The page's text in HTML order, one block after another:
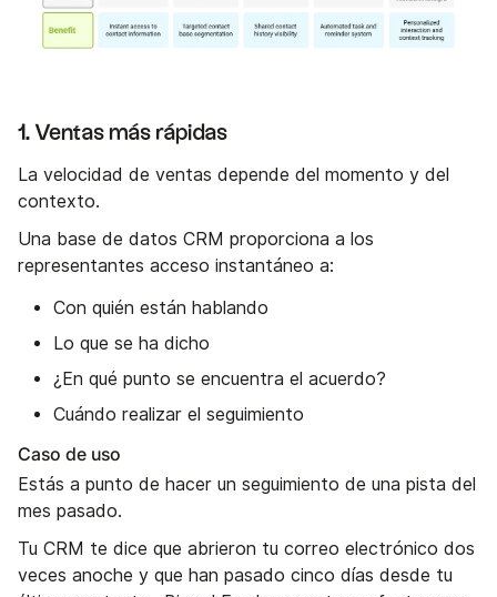
1. Ventas más rápidas
La velocidad de ventas depende del momento y del
contexto.
Una base de datos CRM proporciona a los
representantes acceso instantáneo a:
Con quién están hablando
Lo que se ha dicho
¿En qué punto se encuentra el acuerdo?
Cuándo realizar el seguimiento
Caso de uso
Estás a punto de hacer un seguimiento de una pista del
mes pasado.
Tu CRM te dice que abrieron tu correo electrónico dos
veces anoche y que han pasado cinco días desde tu